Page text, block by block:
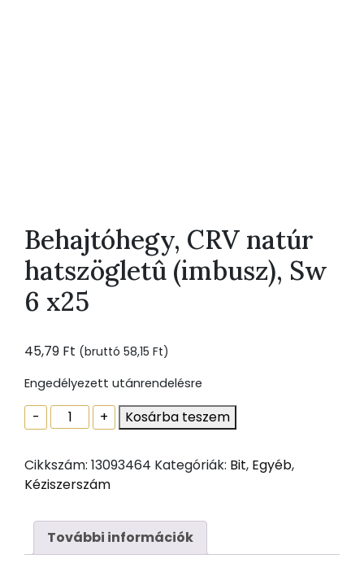
Behajtóhegy, CRV natúr
hatszögletû (imbusz), Sw
6 x25
45,79 Ft (bruttó 58,15 Ft)
Engedélyezett utánrendelésre
-
Behajtóhegy,
CRV
hatszögletû
(imbusz),
6
x25
+ Kosárba teszem
Cikkszám: 13093464 Kategóriák: Bit, Egyéb,
Kéziszerszám
További információk